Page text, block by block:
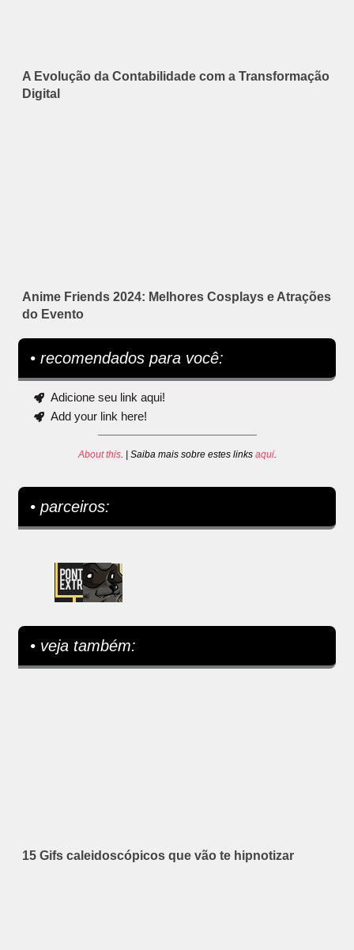
A Evolução da Contabilidade com a Transformação
Digital
Anime Friends 2024: Melhores Cosplays e Atrações
do Evento
• recomendados para você:
Adicione seu link aqui!
Add your link here!
About this. | Saiba mais sobre estes links aqui.
• parceiros:
• veja também:
15 Gifs caleidoscópicos que vão te hipnotizar